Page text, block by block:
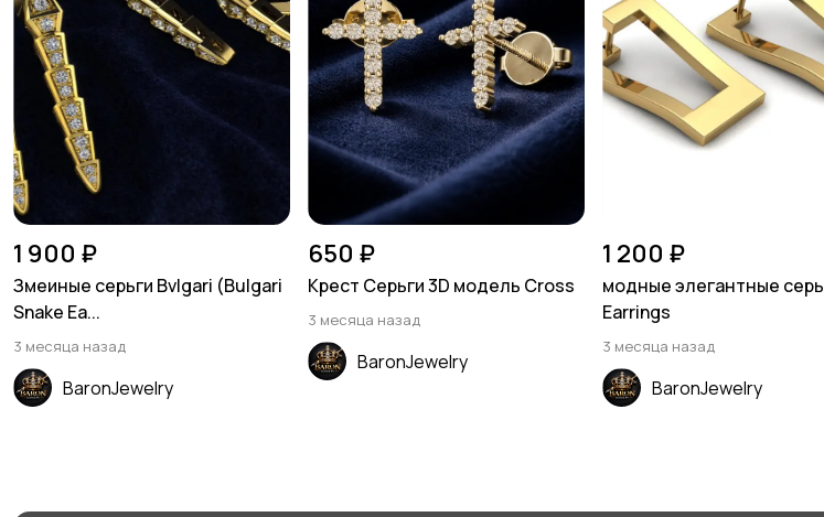
1 900 ₽
Змеиные серьги Bvlgari (Bulgari
Snake Ea...
3 месяца назад
BaronJewelry
650 ₽
Крест Серьги 3D модель Cross
3 месяца назад
BaronJewelry
1 200 ₽
модные элегантные
Earrings
3 месяца назад
BaronJewelry